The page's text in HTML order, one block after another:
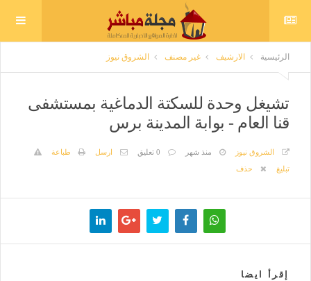
الرئيسية الارشيف غير مصنف الشروق نيوز
تشيغل وحدة للسكتة الدماغية بمستشفى
قنا العام - بوابة المدينة برس
الشروق نيوز منذ شهر 0 تعليق ارسل
طباعة
تبليغ
حذف
إقرأ ايضا